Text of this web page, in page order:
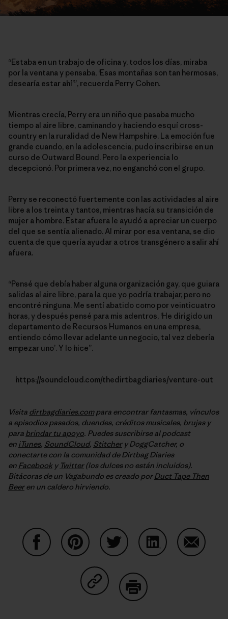
“Estaba en un trabajo de oficina y, todos los días, miraba
por la ventana y pensaba, ‘Esas montañas son tan hermosas,
desearía estar ahí’”, recuerda Perry Cohen.
Mientras crecía, Perry era un niño que pasaba mucho
tiempo al aire libre, caminando y haciendo esquí cross-
country en la ruralidad de New Hampshire. La emoción fue
grande cuando, en la adolescencia, pudo inscribirse en un
curso de Outward Bound. Pero la experiencia lo
decepcionó. Por primera vez, no enganchó con el grupo.
Perry se reconectó fuertemente con las actividades al aire
libre a los treinta y tantos, mientras hacía su transición de
mujer a hombre. Estar afuera le ayudó a apreciar un cuerpo
del que se sentía alienado. Al mirar por esa ventana, se dio
cuenta de que quería ayudar a otros transgénero a salir ahí
afuera.
“Pensé que debía haber alguna organización gay, que guiara
salidas al aire libre, para la que yo podría trabajar, pero no
encontré ninguna. Me sentí abatido como por veinticuatro
horas, y después pensé para mis adentros, ‘He dirigido un
departamento de Recursos Humanos en una empresa,
entiendo cómo llevar adelante un negocio, tal vez debería
empezar uno’. Y lo hice”.
https://soundcloud.com/thedirtbagdiaries/venture-out
Visita dirtbagdiaries.compara encontrar fantasmas, vínculos
a episodios pasados, duendes, créditos musicales, brujas y
para brindar tu apoyo. Puedes suscribirse al podcast
en iTunes, SoundCloud, Stitchery DoggCatcher, o
conectarte con la comunidad de Dirtbag Diaries
en Facebook y Twitter(los dulces no están incluidos).
Bitácoras de un Vagabundo es creado porDuct Tape Then
Beeren un caldero hirviendo.
Condividi su Copy Link